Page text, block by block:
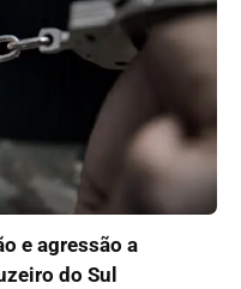
e agressão a
do Sul